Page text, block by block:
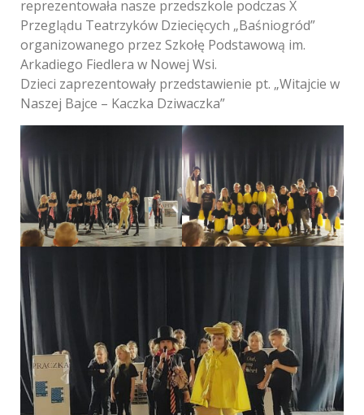
reprezentowała nasze przedszkole podczas X
Przeglądu Teatrzyków Dziecięcych „Baśniogród”
organizowanego przez Szkołę Podstawową im.
Arkadiego Fiedlera w Nowej Wsi.
Dzieci zaprezentowały przedstawienie pt. „Witajcie w
Naszej Bajce – Kaczka Dziwaczka”